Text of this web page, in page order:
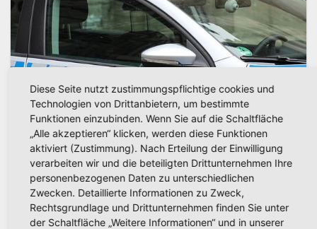
POLIZEIBERICHT
Straßenraub in Neheim
JUNI 26, 2017
Diese Seite nutzt zustimmungspflichtige cookies und
Technologien von Drittanbietern, um bestimmte
Funktionen einzubinden. Wenn Sie auf die Schaltfläche
„Alle akzeptieren“ klicken, werden diese Funktionen
aktiviert (Zustimmung). Nach Erteilung der Einwilligung
verarbeiten wir und die beteiligten Drittunternehmen Ihre
personenbezogenen Daten zu unterschiedlichen
Zwecken. Detaillierte Informationen zu Zweck,
Rechtsgrundlage und Drittunternehmen finden Sie unter
der Schaltfläche „Weitere Informationen“ und in unserer